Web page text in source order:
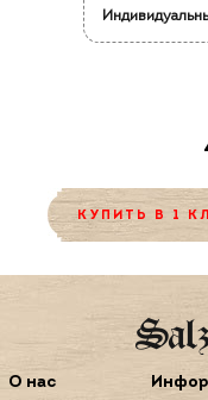
КУПИТЬ В 1
О нас